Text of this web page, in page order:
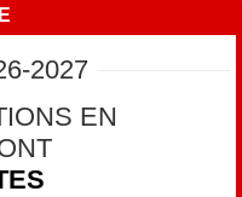
2027
EN